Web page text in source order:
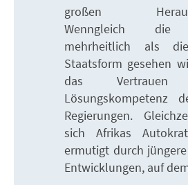
großen
Wenngleich die
mehrheitlich als
Staatsform gesehen
das
Lösungskompetenz
Regierungen.
sich Afrikas
ermutigt durch
Entwicklungen, auf